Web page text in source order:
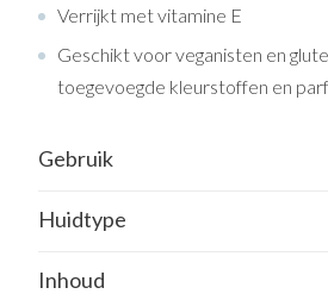
Verrijkt met vitamine E
Geschikt voor veganisten en
toegevoegde kleurstoffen en
Gebruik
Gebruik het regelmatig, vooral bij
Huidtype
Inhoud